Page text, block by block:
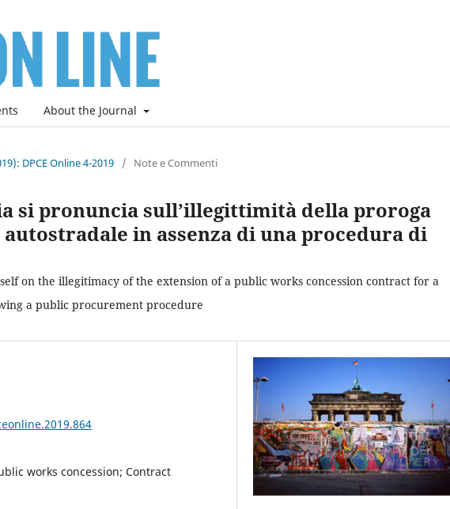
About the Journal
DPCE Online 4-2019 / Note e Commenti
si pronuncia sull’illegittimità della proroga
autostradale in assenza di una procedura di
on the illegitimacy of the extension of a public works concession contract for a
a public procurement procedure
works concession; Contract